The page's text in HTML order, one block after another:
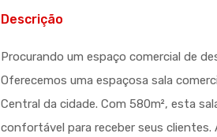
Descrição
Procurando um espaço comercial de
Oferecemos uma espaçosa sala
Central da cidade. Com 580m², esta
confortável para receber seus